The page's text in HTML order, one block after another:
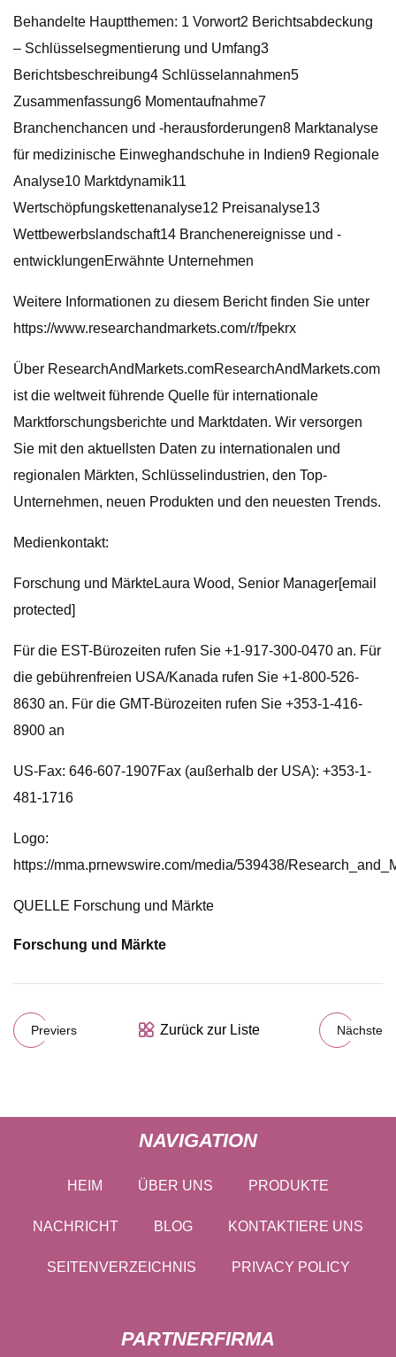
Behandelte Hauptthemen: 1 Vorwort2 Berichtsabdeckung
– Schlüsselsegmentierung und Umfang3
Berichtsbeschreibung4 Schlüsselannahmen5
Zusammenfassung6 Momentaufnahme7
Branchenchancen und -herausforderungen8 Marktanalyse
für medizinische Einweghandschuhe in Indien9 Regionale
Analyse10 Marktdynamik11
Wertschöpfungskettenanalyse12 Preisanalyse13
Wettbewerbslandschaft14 Branchenereignisse und -
entwicklungenErwähnte Unternehmen
Weitere Informationen zu diesem Bericht finden Sie unter
https://www.researchandmarkets.com/r/fpekrx
Über ResearchAndMarkets.comResearchAndMarkets.com
ist die weltweit führende Quelle für internationale
Marktforschungsberichte und Marktdaten. Wir versorgen
Sie mit den aktuellsten Daten zu internationalen und
regionalen Märkten, Schlüsselindustrien, den Top-
Unternehmen, neuen Produkten und den neuesten Trends.
Medienkontakt:
Forschung und MärkteLaura Wood, Senior Manager[email
protected]
Für die EST-Bürozeiten rufen Sie +1-917-300-0470 an. Für
die gebührenfreien USA/Kanada rufen Sie +1-800-526-
8630 an. Für die GMT-Bürozeiten rufen Sie +353-1-416-
8900 an
US-Fax: 646-607-1907Fax (außerhalb der USA): +353-1-
481-1716
Logo:
https://mma.prnewswire.com/media/539438/
QUELLE Forschung und Märkte
Forschung und Märkte
Previers Zurück zur Liste Nächste
NAVIGATION
HEIM ÜBER UNS PRODUKTE
NACHRICHT BLOG KONTAKTIERE UNS
SEITENVERZEICHNIS PRIVACY POLICY
PARTNERFIRMA